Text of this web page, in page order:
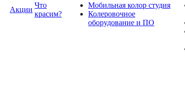
Акции
Что
красим?
Мобильная колор студия
Колеровочное
оборудование и ПО